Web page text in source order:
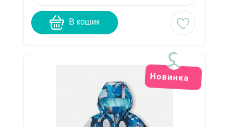
В кошик